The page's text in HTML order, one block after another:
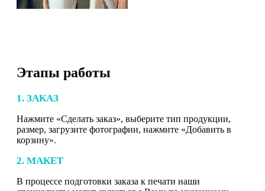
Этапы работы
1. ЗАКАЗ
Нажмите «Сделать заказ», выберите тип продукции,
размер, загрузите фотографии, нажмите «Добавить в
корзину».
2. МАКЕТ
В процессе подготовки заказа к печати наши